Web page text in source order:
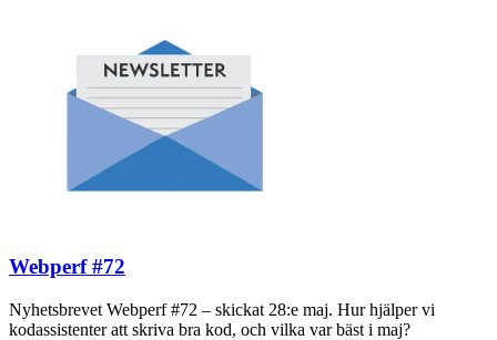
Webperf #72
Nyhetsbrevet Webperf #72 – skickat 28:e maj. Hur hjälper vi
kodassistenter att skriva bra kod, och vilka var bäst i maj?